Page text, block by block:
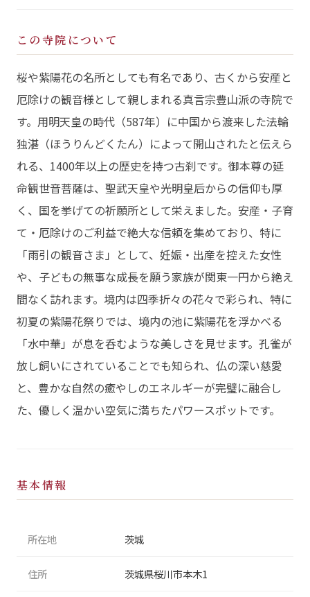
この寺院について
桜や紫陽花の名所としても有名であり、古くから安産と
厄除けの観音様として親しまれる真言宗豊山派の寺院で
す。用明天皇の時代（587年）に中国から渡来した法輪
独湛（ほうりんどくたん）によって開山されたと伝えら
れる、1400年以上の歴史を持つ古刹です。御本尊の延
命観世音菩薩は、聖武天皇や光明皇后からの信仰も厚
く、国を挙げての祈願所として栄えました。安産・子育
て・厄除けのご利益で絶大な信頼を集めており、特に
「雨引の観音さま」として、妊娠・出産を控えた女性
や、子どもの無事な成長を願う家族が関東一円から絶え
間なく訪れます。境内は四季折々の花々で彩られ、特に
初夏の紫陽花祭りでは、境内の池に紫陽花を浮かべる
「水中華」が息を呑むような美しさを見せます。孔雀が
放し飼いにされていることでも知られ、仏の深い慈愛
と、豊かな自然の癒やしのエネルギーが完璧に融合し
た、優しく温かい空気に満ちたパワースポットです。
基本情報
所在地 茨城
住所 茨城県桜川市本木1